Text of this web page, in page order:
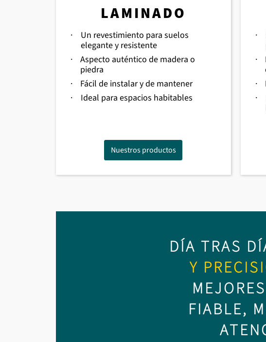
LAMINADO
·
Un revestimiento para suelos
elegante y resistente
·
Aspecto auténtico de madera o
piedra
·
Fácil de instalar y de mantener
·
Ideal para espacios habitables
Nuestros productos
·
·
·
·
DÍA TRAS
Y
FIABLE,